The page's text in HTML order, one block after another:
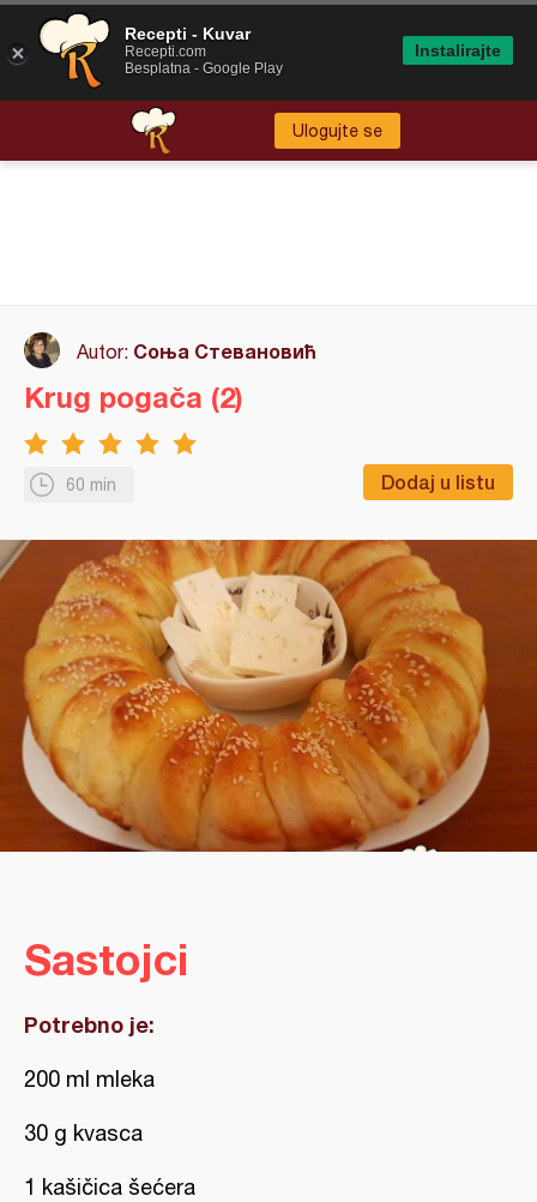
Ulogujte se
Autor: Соња Стевановић
60 min Dodaj u listu
Krug pogača (2)
Sastojci
Potrebno je:
200 ml mleka
30 g kvasca
1 kašičica šećera
Recepti - Kuvar
Recepti.com
Besplatna - Google Play
Instalirajte